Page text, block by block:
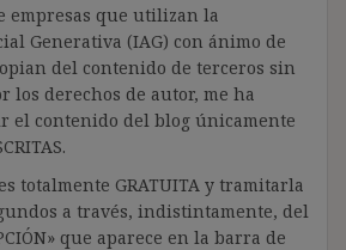
empresas que utilizan la
Generativa (IAG) con ánimo de
del contenido de terceros sin
los derechos de autor, me ha
el contenido del blog únicamente
totalmente GRATUITA y tramitarla
a través, indistintamente, del
que aparece en la barra de